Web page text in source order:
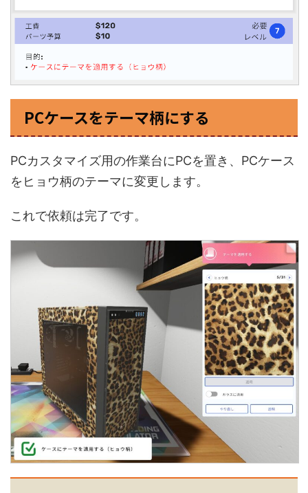
PCケースをテーマ柄にする
PCカスタマイズ用の作業台にPCを置き、PCケース
をヒョウ柄のテーマに変更します。
これで依頼は完了です。